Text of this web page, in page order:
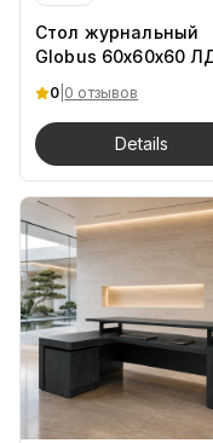
Стол журнальный
Globus 60x60x60
Зелёный
0 0 отзывов
Details